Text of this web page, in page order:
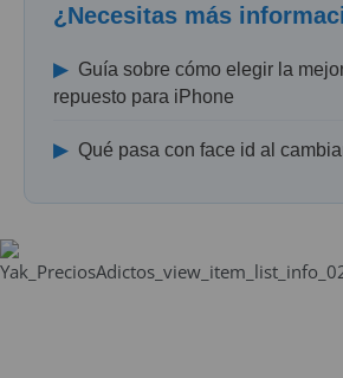
¿Necesitas más
▶ Guía sobre cómo elegir la
repuesto para iPhone
▶ Qué pasa con face id al